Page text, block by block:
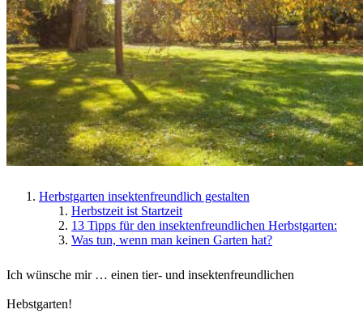
Herbstgarten insektenfreundlich gestalten
Herbstzeit ist Startzeit
13 Tipps für den insektenfreundlichen Herbstgarten:
Was tun, wenn man keinen Garten hat?
Ich wünsche mir … einen tier- und insektenfreundlichen
Hebstgarten!